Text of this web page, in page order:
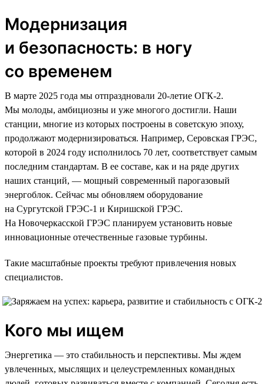
Модернизация
и безопасность: в ногу
со временем
В марте 2025 года мы отпраздновали 20-летие ОГК-2.
Мы молоды, амбициозны и уже многого достигли. Наши
станции, многие из которых построены в советскую эпоху,
продолжают модернизироваться. Например, Серовская ГРЭС,
которой в 2024 году исполнилось 70 лет, соответствует самым
последним стандартам. В ее составе, как и на ряде других
наших станций, — мощный современный парогазовый
энергоблок. Сейчас мы обновляем оборудование
на Сургутской ГРЭС-1 и Киришской ГРЭС.
На Новочеркасской ГРЭС планируем установить новые
инновационные отечественные газовые турбины.
Такие масштабные проекты требуют привлечения новых
специалистов.
Кого мы ищем
Энергетика — это стабильность и перспективы. Мы ждем
увлеченных, мыслящих и целеустремленных командных